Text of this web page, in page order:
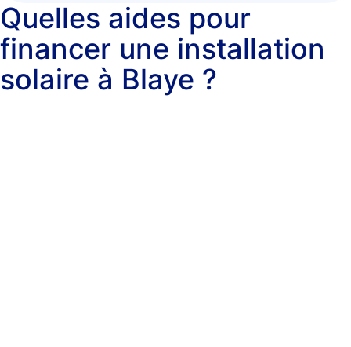
Quelles aides pour
financer une installation
solaire à Blaye ?